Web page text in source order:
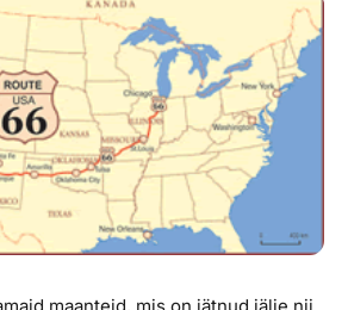
pood
reisikonsultandi teenus, tule
teenus
maanteid, mis on jätnud jälje nii